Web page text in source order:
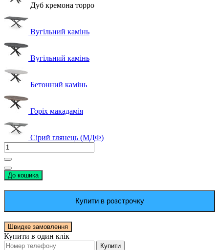
Дуб кремона торро
Вугільний камінь
Вугільний камінь
Бетонний камінь
Горіх макадамія
Сірий глянець (МДФ)
До кошика
Купити в розстрочку
Швидке замовлення
Купити в один клік
Купити